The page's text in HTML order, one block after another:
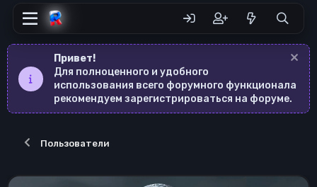
Привет!
Для полноценного и удобного
использования всего форумного функционала
рекомендуем зарегистрироваться на форуме.
Пользователи